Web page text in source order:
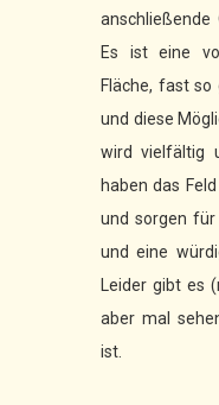
Es ist eine
Fläche, fast
und diese
wird vielfältig
haben das
und sorgen für
und eine
Leider gibt es
aber mal
ist.